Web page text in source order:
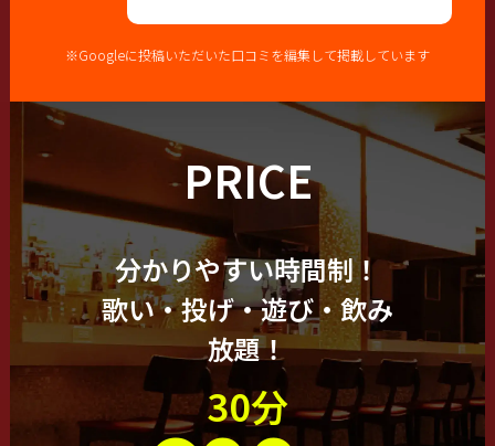
※Googleに投稿いただいた口コミを編集して掲載しています
PRICE
分かりやすい時間制！
歌い・投げ・遊び・飲み
放題！
30分